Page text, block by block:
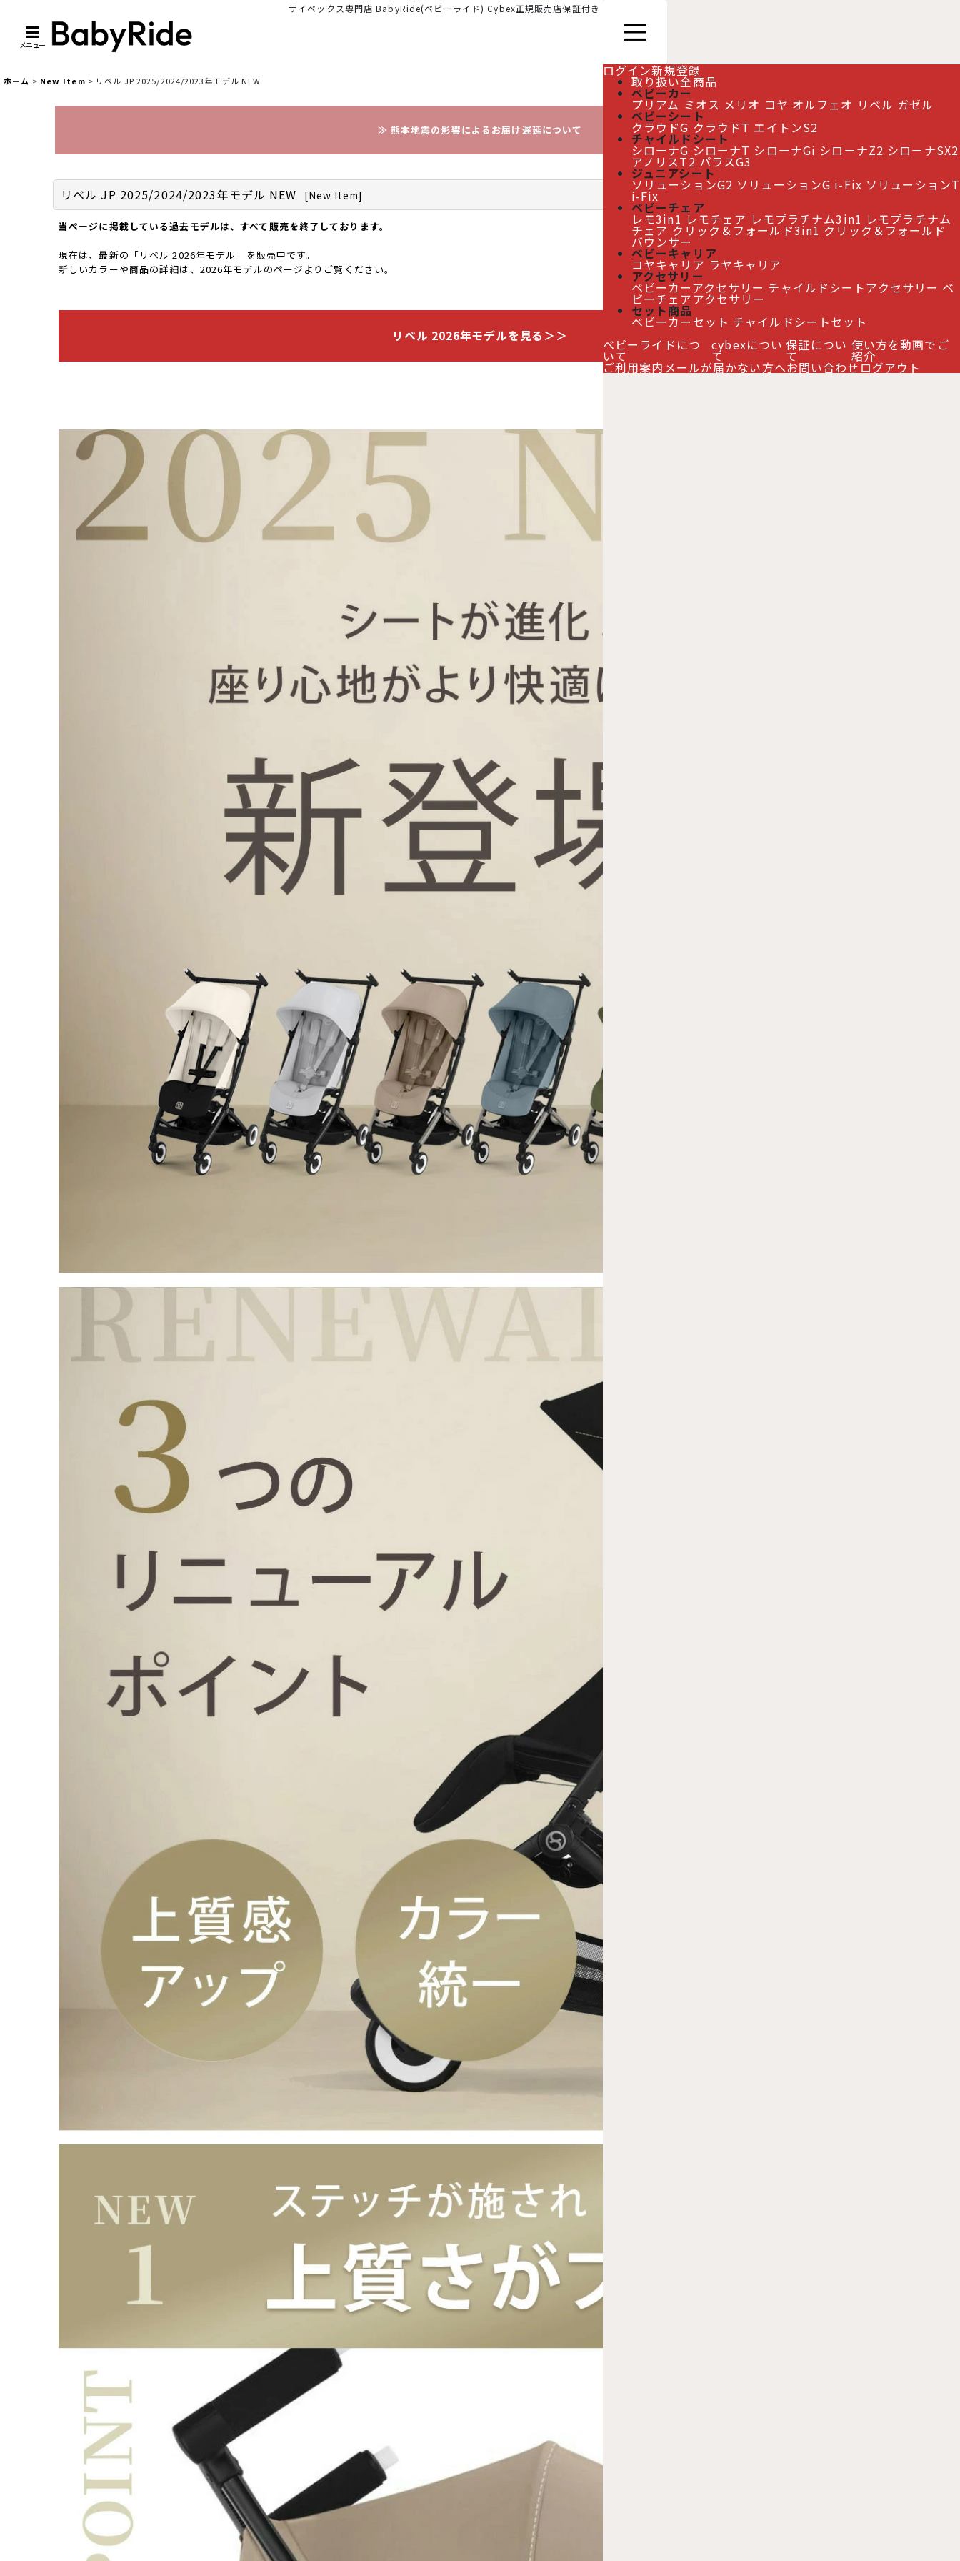
サイベックス専門店 BabyRide(ベビーライド) Cybex正規販売店保証付き
メニュー
ログイン新規登録
取り扱い全商品
ベビーカー
プリアム ミオス メリオ コヤ オルフェオ リベル ガゼル
ベビーシート
クラウドG クラウドT エイトンS2
チャイルドシート
シローナG シローナT シローナGi シローナZ2 シローナSX2
アノリスT2 パラスG3
ジュニアシート
ソリューションG2 ソリューションG i-Fix ソリューションT
i-Fix
ベビーチェア
レモ3in1 レモチェア レモプラチナム3in1 レモプラチナム
チェア クリック＆フォールド3in1 クリック＆フォールド
バウンサー
ベビーキャリア
コヤキャリア ラヤキャリア
アクセサリー
ベビーカーアクセサリー チャイルドシートアクセサリー ベ
ビーチェアアクセサリー
セット商品
ベビーカーセット チャイルドシートセット
ベビーライドにつ
いて
cybexについ
て
保証につい
て
使い方を動画でご
紹介
ご利用案内 メールが届かない方へお問い合わせログアウト
ホーム > New Item > リベル JP 2025/2024/2023年モデル NEW
≫ 熊本地震の影響によるお届け遅延について
リベル JP 2025/2024/2023年モデル NEW [New Item]
当ページに掲載している過去モデルは、すべて販売を終了しております。
現在は、最新の「リベル 2026年モデル」を販売中です。
新しいカラーや商品の詳細は、2026年モデルのページよりご覧ください。
リベル 2026年モデルを見る＞＞